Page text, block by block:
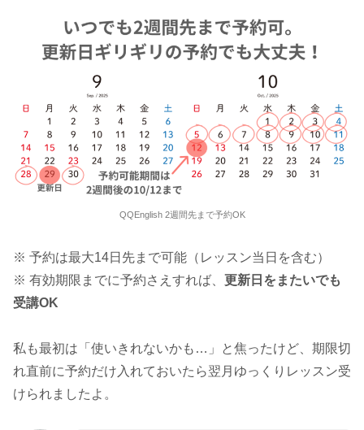
QQEnglish 2週間先まで予約OK
※ 予約は最大14日先まで可能（レッスン当日を含む）
※ 有効期限までに予約さえすれば、 更新日をまたいでも
受講OK
私も最初は「使いきれないかも…」と焦ったけど、期限切
れ直前に予約だけ入れておいたら翌月ゆっくりレッスン受
けられましたよ。